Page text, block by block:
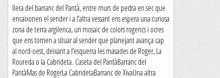
llera del barranc del Pantà, entre murs de pedra en sec que
encaixonen el sender i a l’altra vessant ens espera una curiosa
zona de terra argilenca, un mosaic de colors rogencs i ocres
que ens tornen a situar al sender que planejant avança cap
al nord-oest, deixant a l’esquerra les masades de Roger, La
Roureda o la Cabrideta. Caseta del PantàBarranc del
PantàMas de RogerLa CabridetaBarranc de XivaUna altra